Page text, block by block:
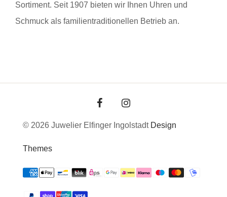
Sortiment. Seit 1907 bieten wir Ihnen Uhren und
Schmuck als familientraditionellen Betrieb an.
© 2026 Juwelier Elfinger Ingolstadt Design
Themes